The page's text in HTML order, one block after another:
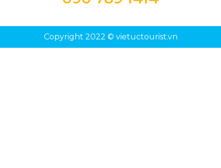
Copyright 2022 © vietuctourist.vn